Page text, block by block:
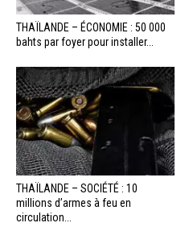
THAÏLANDE – ÉCONOMIE : 50 000
bahts par foyer pour installer...
THAÏLANDE – SOCIÉTÉ : 10
millions d’armes à feu en
circulation...